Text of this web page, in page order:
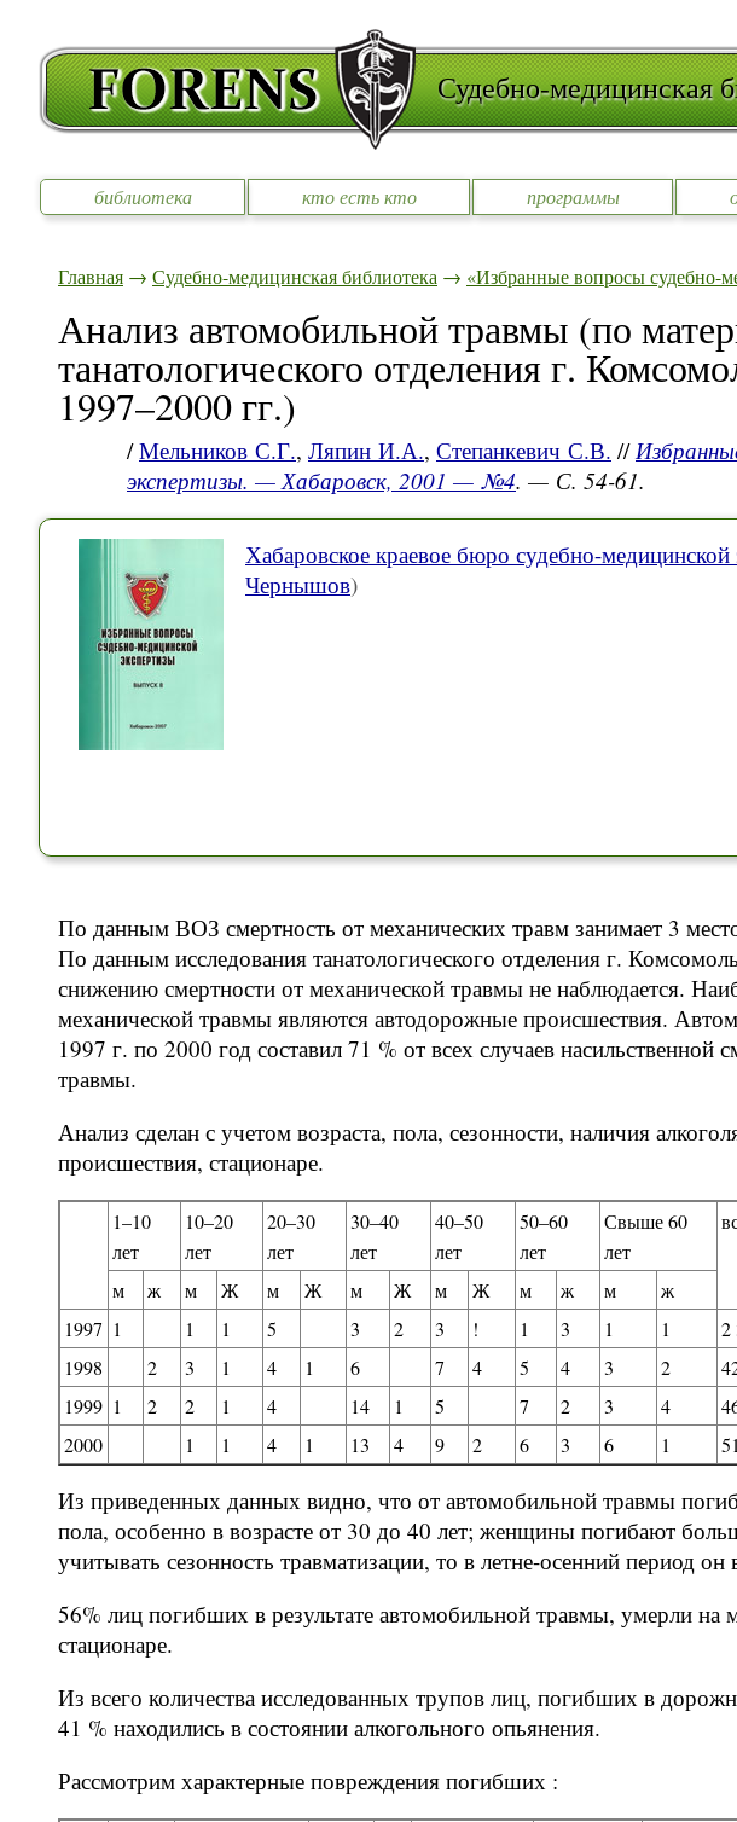
Судебно-медицинская
библиотека кто есть кто программы
Главная → Судебно-медицинская библиотека → «Избранные вопросы судебно-
Анализ автомобильной травмы (по
танатологического отделения г.
1997–2000 гг.)
/Мельников С.Г., Ляпин И.А., Степанкевич С.В. //
экспертизы. — Хабаровск, 2001 — №4. — С. 54-61.
Хабаровское краевое бюро судебно-медицинской
Чернышов)
По данным ВОЗ смертность от механических травм занимает 3
По данным исследования танатологического отделения г.
снижению смертности от механической травмы не наблюдается.
механической травмы являются автодорожные происшествия.
1997 г. по 2000 год составил 71 % от всех случаев насильственной
травмы.
Анализ сделан с учетом возраста, пола, сезонности, наличия
происшествия, стационаре.
1–10
лет
10–20
лет
20–30
лет
30–40
лет
40–50
лет
50–60
лет
Свыше 60
лет
м ж м Ж м Ж м Ж м Ж м ж м
ж
1997 1 1 1 5 3 2 3 ! 1 3 1 1 2
1998
2 3 1 4 1 6 7 4 5 4 3 2
1999 1 2 2 1 4 14 1 5 7 2 3 4
2000
1 1 4 1 13 4 9 2 6 3 6 1 51
Из приведенных данных видно, что от автомобильной травмы
пола, особенно в возрасте от 30 до 40 лет; женщины погибают
учитывать сезонность травматизации, то в летне-осенний период он
56% лиц погибших в результате автомобильной травмы, умерли
стационаре.
Из всего количества исследованных трупов лиц, погибших в
41 % находились в состоянии алкогольного опьянения.
Рассмотрим характерные повреждения погибших :